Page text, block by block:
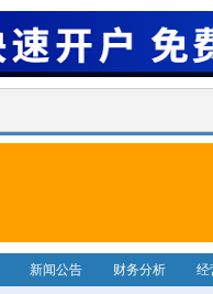
新闻公告 财务分析 经